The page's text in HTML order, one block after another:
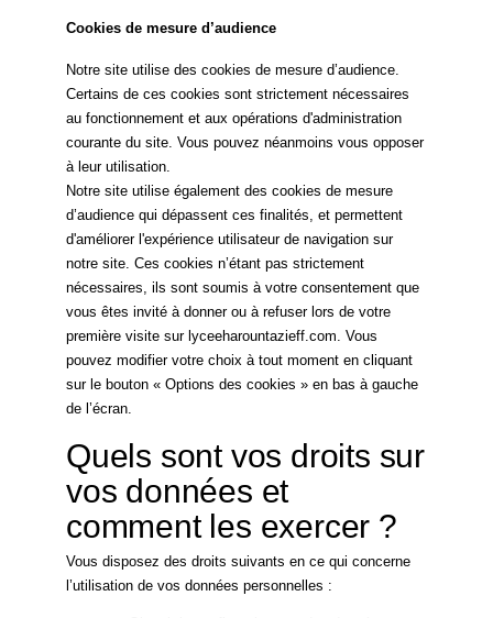
Cookies de mesure d’audience
Notre site utilise des cookies de mesure d’audience.
Certains de ces cookies sont strictement nécessaires
au fonctionnement et aux opérations d'administration
courante du site. Vous pouvez néanmoins vous opposer
à leur utilisation.
Notre site utilise également des cookies de mesure
d’audience qui dépassent ces finalités, et permettent
d'améliorer l'expérience utilisateur de navigation sur
notre site. Ces cookies n’étant pas strictement
nécessaires, ils sont soumis à votre consentement que
vous êtes invité à donner ou à refuser lors de votre
première visite sur lyceeharountazieff.com. Vous
pouvez modifier votre choix à tout moment en cliquant
sur le bouton « Options des cookies » en bas à gauche
de l’écran.
Quels sont vos droits sur
vos données et
comment les exercer ?
Vous disposez des droits suivants en ce qui concerne
l’utilisation de vos données personnelles :